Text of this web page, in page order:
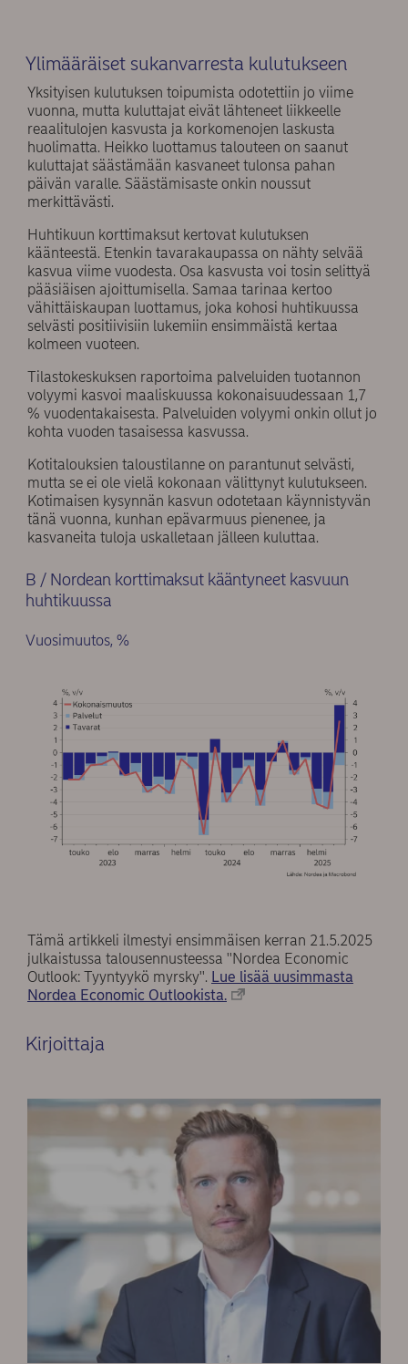
Ylimääräiset sukanvarresta kulutukseen
Yksityisen kulutuksen toipumista odotettiin jo viime
vuonna, mutta kuluttajat eivät lähteneet liikkeelle
reaalitulojen kasvusta ja korkomenojen laskusta
huolimatta. Heikko luottamus talouteen on saanut
kuluttajat säästämään kasvaneet tulonsa pahan
päivän varalle. Säästämisaste onkin noussut
merkittävästi.
Huhtikuun korttimaksut kertovat kulutuksen
käänteestä. Etenkin tavarakaupassa on nähty selvää
kasvua viime vuodesta. Osa kasvusta voi tosin selittyä
pääsiäisen ajoittumisella. Samaa tarinaa kertoo
vähittäiskaupan luottamus, joka kohosi huhtikuussa
selvästi positiivisiin lukemiin ensimmäistä kertaa
kolmeen vuoteen.
Tilastokeskuksen raportoima palveluiden tuotannon
volyymi kasvoi maaliskuussa kokonaisuudessaan 1,7
% vuodentakaisesta. Palveluiden volyymi onkin ollut jo
kohta vuoden tasaisessa kasvussa.
Kotitalouksien taloustilanne on parantunut selvästi,
mutta se ei ole vielä kokonaan välittynyt kulutukseen.
Kotimaisen kysynnän kasvun odotetaan käynnistyvän
tänä vuonna, kunhan epävarmuus pienenee, ja
kasvaneita tuloja uskalletaan jälleen kuluttaa.
B / Nordean korttimaksut kääntyneet kasvuun
huhtikuussa
Vuosimuutos, %
Tämä artikkeli ilmestyi ensimmäisen kerran 21.5.2025
julkaistussa talousennusteessa ''Nordea Economic
Outlook: Tyyntyykö myrsky''. Lue lisää uusimmasta
Nordea Economic Outlookista.
Kirjoittaja